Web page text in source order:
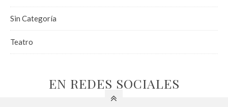
Sin Categoría
Teatro
EN REDES SOCIALES